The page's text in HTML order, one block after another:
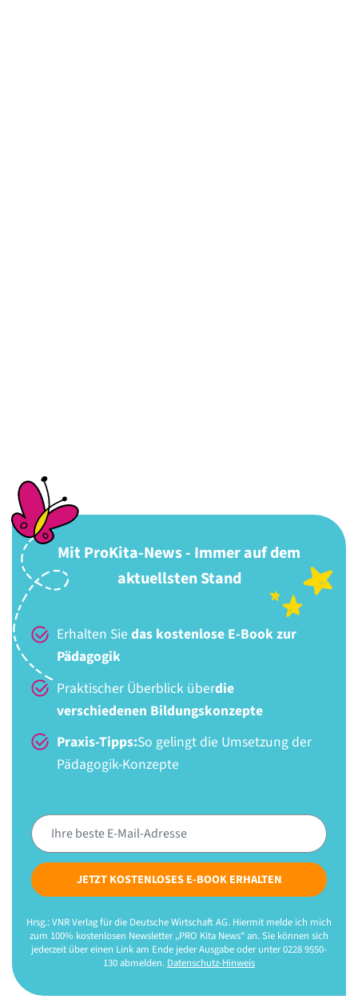
Mit ProKita-News - Immer auf dem
aktuellsten Stand
Erhalten Sie das kostenlose E-Book zur
Pädagogik
Praktischer Überblick überdie
verschiedenen Bildungskonzepte
Praxis-Tipps:So gelingt die Umsetzung der
Pädagogik-Konzepte
JETZT KOSTENLOSES E-BOOK ERHALTEN
Hrsg.: VNR Verlag für die Deutsche Wirtschaft AG. Hiermit melde ich mich
zum 100% kostenlosen Newsletter „PRO Kita News“ an. Sie können sich
jederzeit über einen Link am Ende jeder Ausgabe oder unter 0228 9550-
130 abmelden. Datenschutz-Hinweis